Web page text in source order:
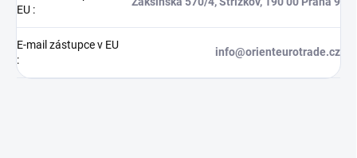
EU :
E-mail zástupce v EU
:
info@orienteurotrade.cz